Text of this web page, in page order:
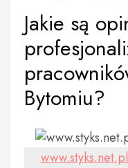
Jakie są
Bytomiu?